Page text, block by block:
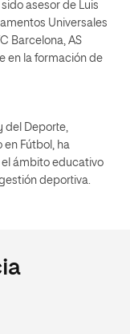
asesor de Luis
Universales
Barcelona, AS
en la formación de
del Deporte,
en Fútbol, ha
ámbito educativo
deportiva.